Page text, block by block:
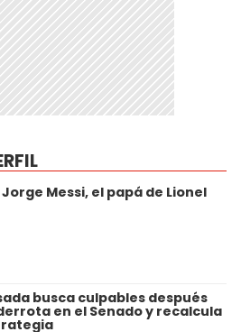
Messi, el papá de Lionel
busca culpables después
en el Senado y recalcula